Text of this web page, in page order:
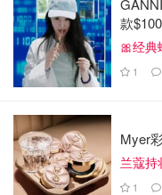
款
🎀经典
1
Myer
兰蔻持
1